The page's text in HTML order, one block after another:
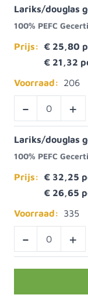
Lariks/douglas
100% PEFC
Prijs: € 25,80
€ 21,32
Voorraad:
206
- +
Lariks/douglas
100% PEFC
Prijs: € 32,25
€ 26,65
Voorraad:
335
- +